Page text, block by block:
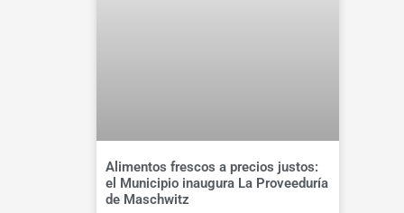
Alimentos frescos a precios justos:
el Municipio inaugura La Proveeduría
de Maschwitz